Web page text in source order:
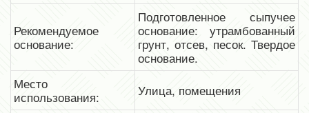
Рекомендуемое
основание:
Подготовленное сыпучее
основание: утрамбованный
грунт, отсев, песок. Твердое
основание.
Место
использования:
Улица, помещения